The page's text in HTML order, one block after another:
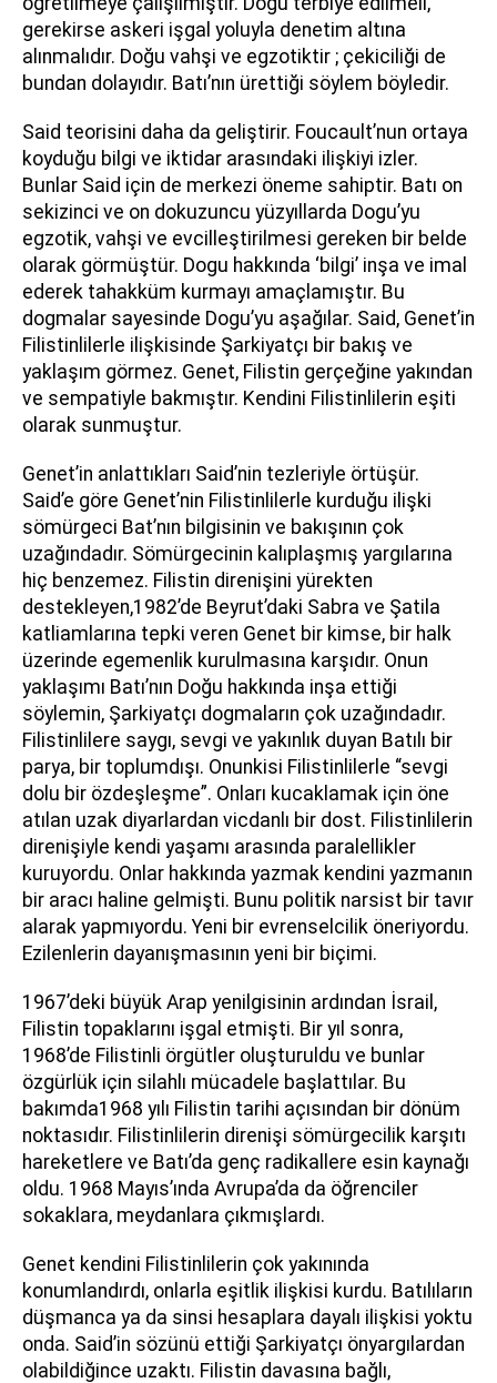
gerekirse askeri işgal yoluyla denetim altına
alınmalıdır. Doğu vahşi ve egzotiktir ; çekiciliği de
bundan dolayıdır. Batı’nın ürettiği söylem böyledir.
Said teorisini daha da geliştirir. Foucault’nun ortaya
koyduğu bilgi ve iktidar arasındaki ilişkiyi izler.
Bunlar Said için de merkezi öneme sahiptir. Batı on
sekizinci ve on dokuzuncu yüzyıllarda Dogu’yu
egzotik, vahşi ve evcilleştirilmesi gereken bir belde
olarak görmüştür. Dogu hakkında ‘bilgi’ inşa ve imal
ederek tahakküm kurmayı amaçlamıştır. Bu
dogmalar sayesinde Dogu’yu aşağılar. Said, Genet’in
Filistinlilerle ilişkisinde Şarkiyatçı bir bakış ve
yaklaşım görmez. Genet, Filistin gerçeğine yakından
ve sempatiyle bakmıştır. Kendini Filistinlilerin eşiti
olarak sunmuştur.
Genet’in anlattıkları Said’nin tezleriyle örtüşür.
Said’e göre Genet’nin Filistinlilerle kurduğu ilişki
sömürgeci Bat’nın bilgisinin ve bakışının çok
uzağındadır. Sömürgecinin kalıplaşmış yargılarına
hiç benzemez. Filistin direnişini yürekten
destekleyen,1982’de Beyrut’daki Sabra ve Şatila
katliamlarına tepki veren Genet bir kimse, bir halk
üzerinde egemenlik kurulmasına karşıdır. Onun
yaklaşımı Batı’nın Doğu hakkında inşa ettiği
söylemin, Şarkiyatçı dogmaların çok uzağındadır.
Filistinlilere saygı, sevgi ve yakınlık duyan Batılı bir
parya, bir toplumdışı. Onunkisi Filistinlilerle “sevgi
dolu bir özdeşleşme”. Onları kucaklamak için öne
atılan uzak diyarlardan vicdanlı bir dost. Filistinlilerin
direnişiyle kendi yaşamı arasında paralellikler
kuruyordu. Onlar hakkında yazmak kendini yazmanın
bir aracı haline gelmişti. Bunu politik narsist bir tavır
alarak yapmıyordu. Yeni bir evrenselcilik öneriyordu.
Ezilenlerin dayanışmasının yeni bir biçimi.
1967’deki büyük Arap yenilgisinin ardından İsrail,
Filistin topaklarını işgal etmişti. Bir yıl sonra,
1968’de Filistinli örgütler oluşturuldu ve bunlar
özgürlük için silahlı mücadele başlattılar. Bu
bakımda1968 yılı Filistin tarihi açısından bir dönüm
noktasıdır. Filistinlilerin direnişi sömürgecilik karşıtı
hareketlere ve Batı’da genç radikallere esin kaynağı
oldu. 1968 Mayıs’ında Avrupa’da da öğrenciler
sokaklara, meydanlara çıkmışlardı.
Genet kendini Filistinlilerin çok yakınında
konumlandırdı, onlarla eşitlik ilişkisi kurdu. Batılıların
düşmanca ya da sinsi hesaplara dayalı ilişkisi yoktu
onda. Said’in sözünü ettiği Şarkiyatçı önyargılardan
olabildiğince uzaktı. Filistin davasına bağlı,